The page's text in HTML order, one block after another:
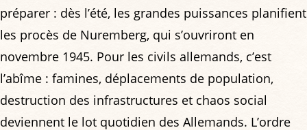
préparer : dès l’été, les grandes puissances planifient
les procès de Nuremberg, qui s’ouvriront en
novembre 1945. Pour les civils allemands, c’est
l’abîme : famines, déplacements de population,
destruction des infrastructures et chaos social
deviennent le lot quotidien des Allemands. L’ordre